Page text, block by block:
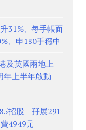
31%、每手帳面
、申180手穩中
及英國兩地上
上半年啟動
招股 孖展291
4949元